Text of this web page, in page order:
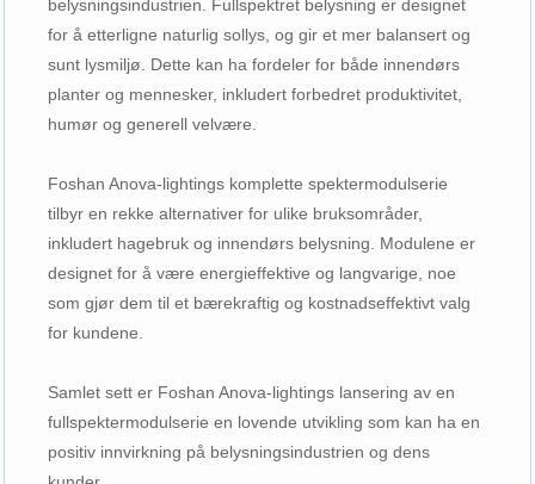
belysningsindustrien. Fullspektret belysning er designet
for å etterligne naturlig sollys, og gir et mer balansert og
sunt lysmiljø. Dette kan ha fordeler for både innendørs
planter og mennesker, inkludert forbedret produktivitet,
humør og generell velvære.
Foshan Anova-lightings komplette spektermodulserie
tilbyr en rekke alternativer for ulike bruksområder,
inkludert hagebruk og innendørs belysning. Modulene er
designet for å være energieffektive og langvarige, noe
som gjør dem til et bærekraftig og kostnadseffektivt valg
for kundene.
Samlet sett er Foshan Anova-lightings lansering av en
fullspektermodulserie en lovende utvikling som kan ha en
positiv innvirkning på belysningsindustrien og dens